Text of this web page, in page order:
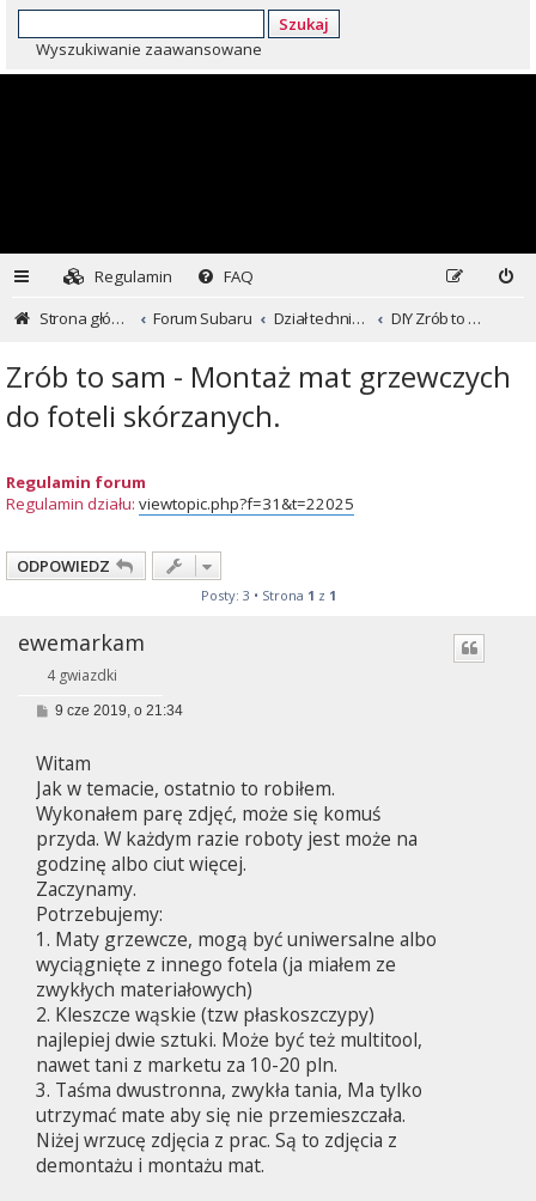
Szukaj
Wyszukiwanie zaawansowane
Regulamin
FAQ
Strona główna
Forum Subaru Dział techniczny ...czyli dla kochających inaczej DIY Zrób to sam
Zrób to sam - Montaż mat grzewczych
do foteli skórzanych.
Regulamin forum
Regulamin działu: viewtopic.php?f=31&t=22025
ODPOWIEDZ
Posty: 3 • Strona 1 z 1
ewemarkam
4 gwiazdki
P
t
9 cze 2019, o 21:34
Witam
Jak w temacie, ostatnio to robiłem.
Wykonałem parę zdjęć, może się komuś
przyda. W każdym razie roboty jest może na
godzinę albo ciut więcej.
Zaczynamy.
Potrzebujemy:
1. Maty grzewcze, mogą być uniwersalne albo
wyciągnięte z innego fotela (ja miałem ze
zwykłych materiałowych)
2. Kleszcze wąskie (tzw płaskoszczypy)
najlepiej dwie sztuki. Może być też multitool,
nawet tani z marketu za 10-20 pln.
3. Taśma dwustronna, zwykła tania, Ma tylko
utrzymać mate aby się nie przemieszczała.
Niżej wrzucę zdjęcia z prac. Są to zdjęcia z
demontażu i montażu mat.